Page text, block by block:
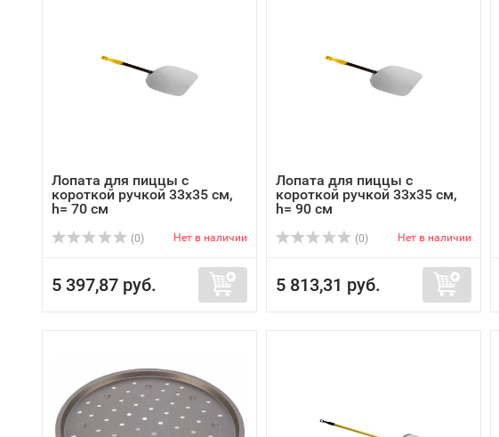
Лопата для пиццы с
короткой ручкой 33х35 см,
h= 70 см
(0) Нет в наличии
5 397,87 руб.
Лопата для пиццы с
короткой ручкой 33х35 см,
h= 90 см
(0) Нет в наличии
5 813,31 руб.